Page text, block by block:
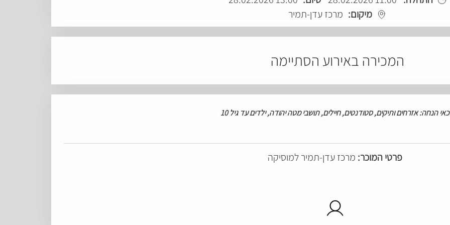
מיקום: מרכז עדן-תמיר
המכירה באירוע הסתיימה
הנחה: אזרחים ותיקים, סטודנטים, חיילים, תושבי מטה יהודה, ילדים עד גיל 10
פרטי המוכר: מרכז עדן-תמיר למוסיקה